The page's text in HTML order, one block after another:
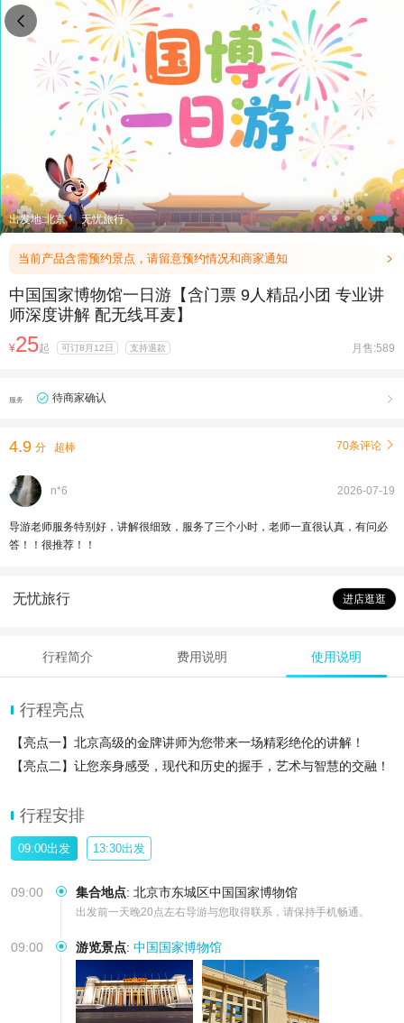
出发地:北京 无忧旅行
当前产品含需预约景点，请留意预约情况和商家通知 
中国国家博物馆一日游【含门票 9人精品小团 专业讲
师深度讲解 配无线耳麦】
¥25起 可订8月12日 支持退款 月售:589
服务 待商家确认 
4.9 分 超棒 70条评论 
n*6 2026-07-19
导游老师服务特别好，讲解很细致，服务了三个小时，老师一直很认真，有问必
答！！很推荐！！
无忧旅行 进店逛逛
行程简介 费用说明 使用说明
行程亮点
【亮点一】北京高级的金牌讲师为您带来一场精彩绝伦的讲解！
【亮点二】让您亲身感受，现代和历史的握手，艺术与智慧的交融！
行程安排
09:00出发 13:30出发
09:00 集合地点: 北京市东城区中国国家博物馆
出发前一天晚20点左右导游与您取得联系，请保持手机畅通。
09:00 游览景点: 中国国家博物馆
